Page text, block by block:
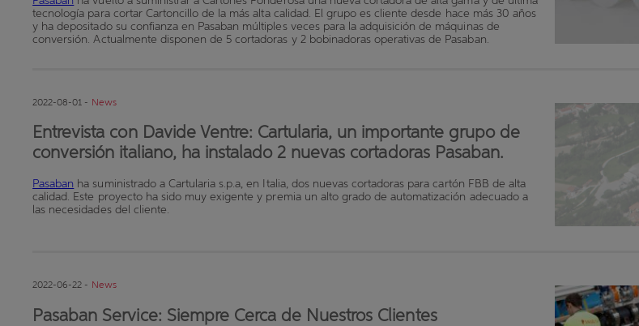
tecnología para cortar Cartoncillo de la más alta calidad. El grupo es cliente desde hace más 30 años
y ha depositado su confianza en Pasaban múltiples veces para la adquisición de máquinas de
conversión. Actualmente disponen de 5 cortadoras y 2 bobinadoras operativas de Pasaban.
2022-08-01 - News
Entrevista con Davide Ventre: Cartularia, un importante grupo de
conversión italiano, ha instalado 2 nuevas cortadoras Pasaban.
Pasaban ha suministrado a Cartularia s.p.a, en Italia, dos nuevas cortadoras para cartón FBB de alta
calidad. Este proyecto ha sido muy exigente y premia un alto grado de automatización adecuado a
las necesidades del cliente.
2022-06-22 - News
Pasaban Service: Siempre Cerca de Nuestros Clientes